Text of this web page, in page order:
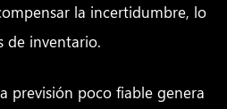
la incertidumbre, lo
de inventario.
previsión poco fiable genera